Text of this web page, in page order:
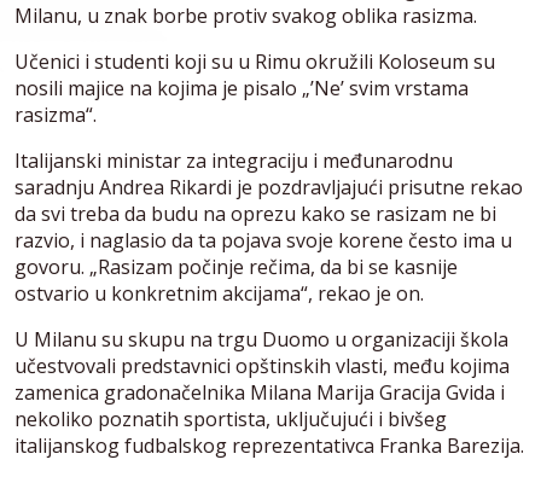
Milanu, u znak borbe protiv svakog oblika rasizma.
Učenici i studenti koji su u Rimu okružili Koloseum su
nosili majice na kojima je pisalo „’Ne’ svim vrstama
rasizma“.
Italijanski ministar za integraciju i međunarodnu
saradnju Andrea Rikardi je pozdravljajući prisutne rekao
da svi treba da budu na oprezu kako se rasizam ne bi
razvio, i naglasio da ta pojava svoje korene često ima u
govoru. „Rasizam počinje rečima, da bi se kasnije
ostvario u konkretnim akcijama“, rekao je on.
U Milanu su skupu na trgu Duomo u organizaciji škola
učestvovali predstavnici opštinskih vlasti, među kojima
zamenica gradonačelnika Milana Marija Gracija Gvida i
nekoliko poznatih sportista, uključujući i bivšeg
italijanskog fudbalskog reprezentativca Franka Barezija.